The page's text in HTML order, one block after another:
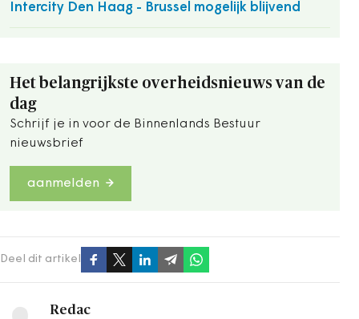
Intercity Den Haag - Brussel mogelijk blijvend
Het belangrijkste overheidsnieuws van de
dag
Schrijf je in voor de Binnenlands Bestuur
nieuwsbrief
aanmelden
Deel dit artikel
Redac